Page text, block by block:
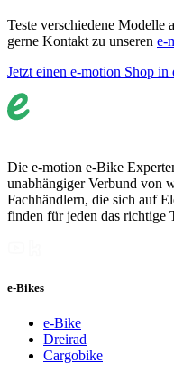
Teste verschiedene Modelle
gerne Kontakt zu unseren e-
Jetzt einen e-motion Shop
Die e-motion e-Bike
unabhängiger Verbund von
Fachhändlern, die sich auf
finden für jeden das richtige
e-Bikes
e-Bike
Dreirad
Cargobike